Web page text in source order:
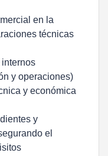
en la
técnicas
y operaciones)
y económica
y
el